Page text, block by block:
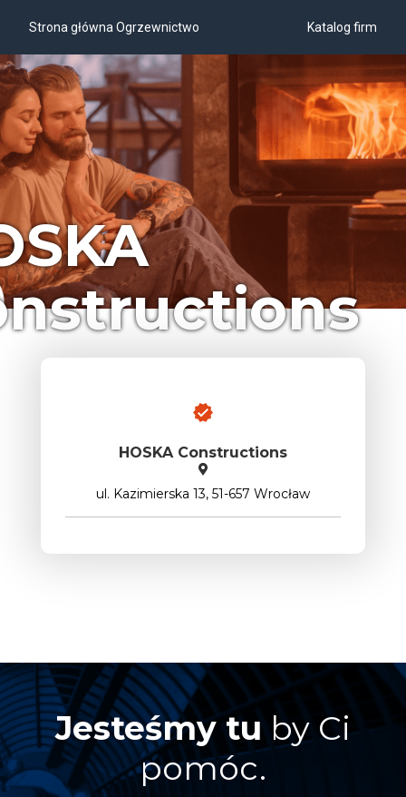
Strona główna Ogrzewnictwo Katalog firm
HOSKA Constructions
ul. Kazimierska 13, 51-657 Wrocław
Jesteśmy tu by Ci
pomóc.